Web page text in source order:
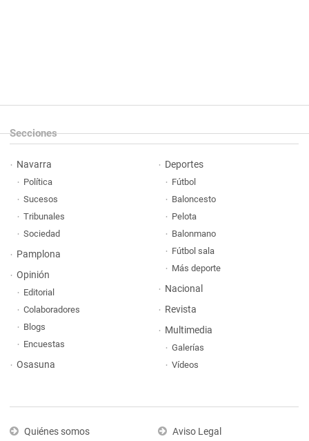
Secciones
Navarra
Política
Sucesos
Tribunales
Sociedad
Pamplona
Opinión
Editorial
Colaboradores
Blogs
Encuestas
Osasuna
Deportes
Fútbol
Baloncesto
Pelota
Balonmano
Fútbol sala
Más deporte
Nacional
Revista
Multimedia
Galerías
Vídeos
Quiénes somos Aviso Legal